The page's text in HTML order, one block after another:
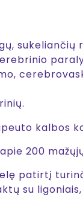
sukeliančių
kalbos
200
patirtį
su